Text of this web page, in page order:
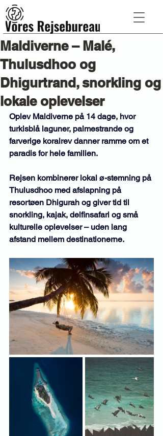
Maldiverne – Malé,
Thulusdhoo og
Dhigurtrand, snorkling og
lokale oplevelser
Oplev Maldiverne på 14 dage, hvor
turkisblå laguner, palmestrande og
farverige koralrev danner ramme om et
paradis for hele familien.
Rejsen kombinerer lokal ø-stemning på
Thulusdhoo med afslapning på
resortøen Dhigurah og giver tid til
snorkling, kajak, delfinsafari og små
kulturelle oplevelser – uden lang
afstand mellem destinationerne.